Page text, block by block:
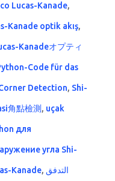
Lucas-Kanade,
Kanade optik akış,
Kanadeオプティ
Code für das
Detection, Shi-
角點檢測 , uçak
для
угла Shi-
Kanade, التدفق